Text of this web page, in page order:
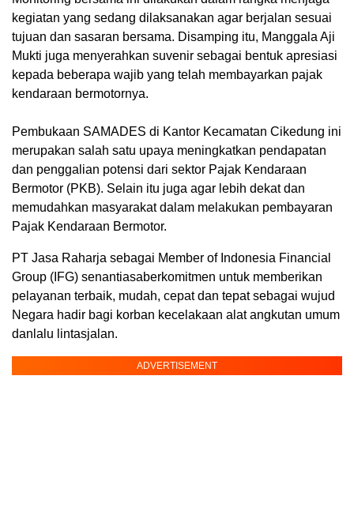
kegiatan yang sedang dilaksanakan agar berjalan sesuai
tujuan dan sasaran bersama. Disamping itu, Manggala Aji
Mukti juga menyerahkan suvenir sebagai bentuk apresiasi
kepada beberapa wajib yang telah membayarkan pajak
kendaraan bermotornya.
Pembukaan SAMADES di Kantor Kecamatan Cikedung ini
merupakan salah satu upaya meningkatkan pendapatan
dan penggalian potensi dari sektor Pajak Kendaraan
Bermotor (PKB). Selain itu juga agar lebih dekat dan
memudahkan masyarakat dalam melakukan pembayaran
Pajak Kendaraan Bermotor.
PT Jasa Raharja sebagai Member of Indonesia Financial
Group (IFG) senantiasaberkomitmen untuk memberikan
pelayanan terbaik, mudah, cepat dan tepat sebagai wujud
Negara hadir bagi korban kecelakaan alat angkutan umum
dan lalu lintasjalan.
ADVERTISEMENT